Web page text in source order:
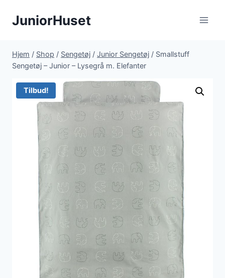
JuniorHuset
Hjem / Shop / Sengetøj / Junior Sengetøj / Smallstuff
Sengetøj – Junior – Lysegrå m. Elefanter
Tilbud!